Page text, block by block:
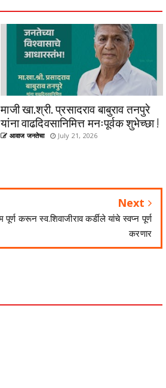
माजी खा.श्री. प्रसादराव बाबुराव तनपुरे
यांना वाढदिवसानिमित्त मनःपूर्वक शुभेच्छा !
आवाज जनतेचा July 21, 2026
Next
करून स्व.शिवाजीराव कर्डीले यांचे स्वप्न पूर्ण
करणार